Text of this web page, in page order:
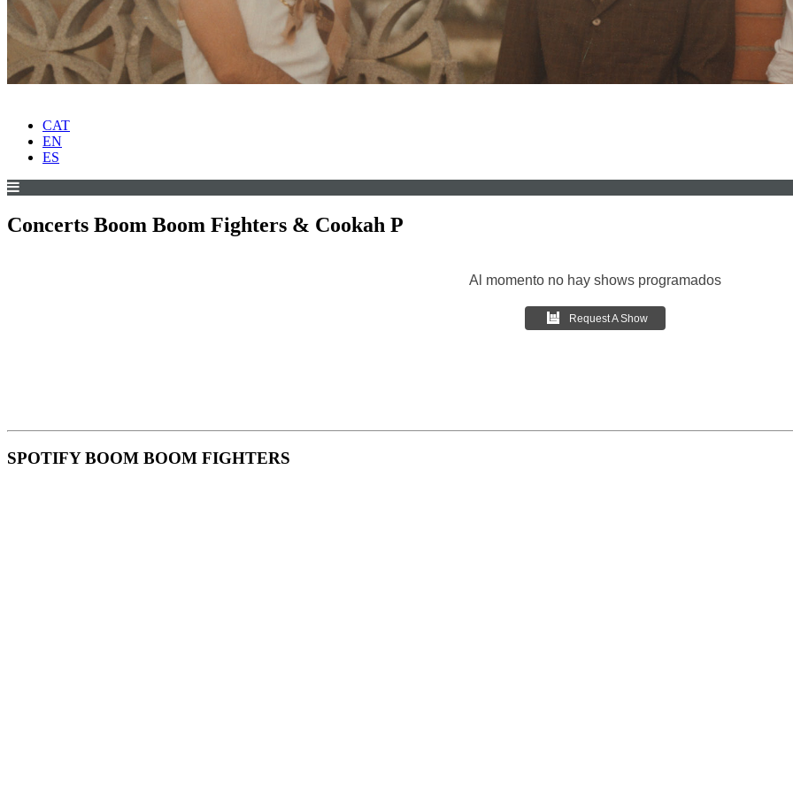
CAT
EN
ES
Concerts Boom Boom Fighters & Cookah P
Al momento no hay shows programados
Request A Show
SPOTIFY BOOM BOOM FIGHTERS